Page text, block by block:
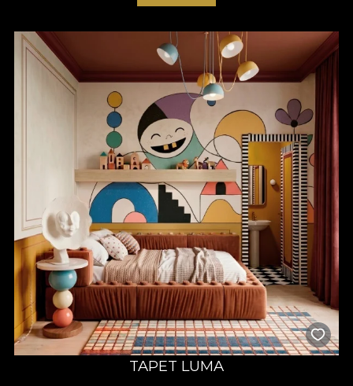
TAPET LUMA